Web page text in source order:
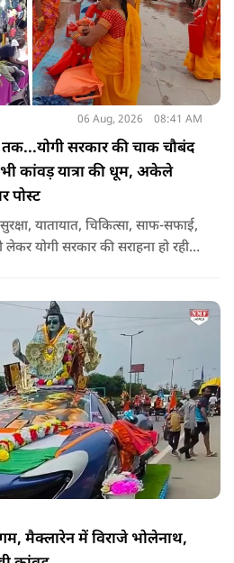
06 Aug, 2026 08:41 AM
सरकार की चाक चौबंद
कांवड़ यात्रा की धूम, अकेले
पोस्ट
यातायात, चिकित्सा, साफ-सफाई,
योगी सरकार की सराहना हो रही
मैक्लारेन में विराजे भोलेनाथ,